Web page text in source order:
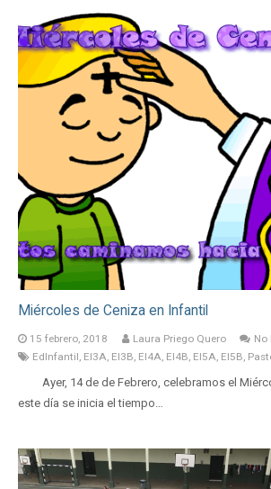
Miércoles de Ceniza en Infantil
15 febrero, 2018 Laura Priego Quero
No
EdInfantil, EI3A, EI3B, EI4A, EI4B, EI5A, EI5B,
Ayer, 14 de de Febrero, celebramos el
este día se inicia el tiempo…